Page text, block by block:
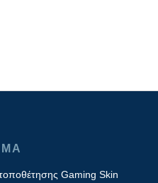
Gaming Skin